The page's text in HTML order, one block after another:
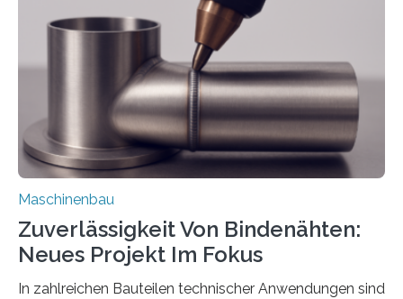
Automatisierungsschnittstelle dient dazu, die Software
besser in spezifische Unternehmensprozesse
einzubinden. Sankt Augustin – Zur Messe FACHPACK
vom 23. bis 25. September in Nürnberg…
Maschinenbau
Zuverlässigkeit Von Bindenähten:
Neues Projekt Im Fokus
In zahlreichen Bauteilen technischer Anwendungen sind